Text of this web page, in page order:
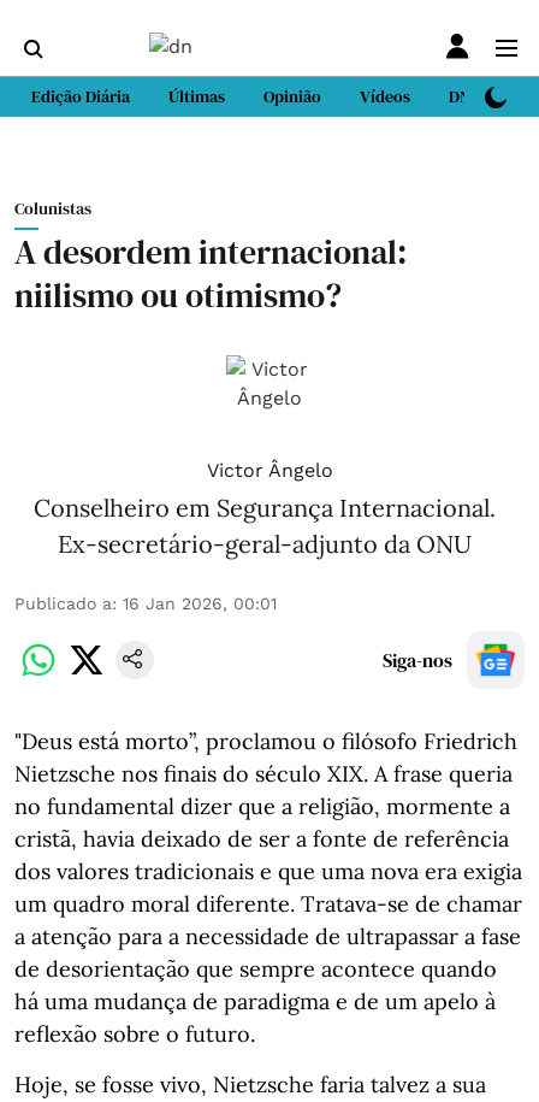
Edição Diária Últimas Opinião Vídeos DN Sport
Colunistas
A desordem internacional:
niilismo ou otimismo?
Victor Ângelo
Conselheiro em Segurança Internacional.
Ex-secretário-geral-adjunto da ONU
Publicado a: 16 Jan 2026, 00:01
Siga-nos
"Deus está morto”, proclamou o filósofo Friedrich
Nietzsche nos finais do século XIX. A frase queria
no fundamental dizer que a religião, mormente a
cristã, havia deixado de ser a fonte de referência
dos valores tradicionais e que uma nova era exigia
um quadro moral diferente. Tratava-se de chamar
a atenção para a necessidade de ultrapassar a fase
de desorientação que sempre acontece quando
há uma mudança de paradigma e de um apelo à
reflexão sobre o futuro.
Hoje, se fosse vivo, Nietzsche faria talvez a sua